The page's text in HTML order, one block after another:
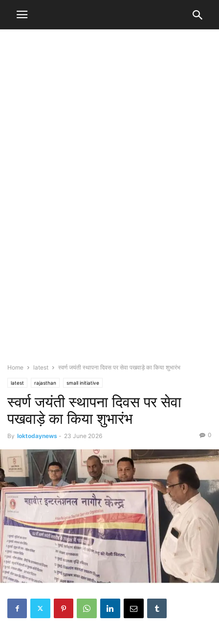
Home latest स्वर्ण जयंती स्थापना दिवस पर सेवा पखवाड़े का किया शुभारंभ
latest rajasthan small initiative
स्वर्ण जयंती स्थापना दिवस पर सेवा
पखवाड़े का किया शुभारंभ
By loktodaynews - 23 June 2026 0